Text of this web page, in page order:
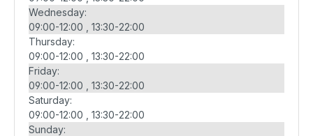
Wednesday:
09:00-12:00
13:30-22:00
Thursday:
09:00-12:00
13:30-22:00
Friday:
09:00-12:00
13:30-22:00
Saturday:
09:00-12:00
13:30-22:00
Sunday: